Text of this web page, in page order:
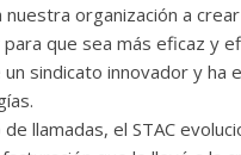
organización a
que sea más eficaz y
sindicato innovador y
llamadas, el STAC